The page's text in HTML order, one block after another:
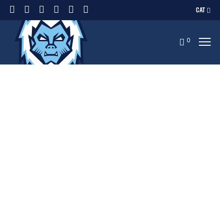
CAT
0